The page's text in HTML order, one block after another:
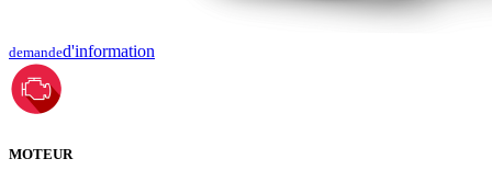
demanded'information
MOTEUR